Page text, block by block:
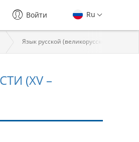
Ru
Войти
Язык русской (великорусской)
(XV –